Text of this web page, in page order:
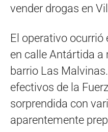
vender drogas en
El operativo ocurrió
en calle Antártida a
barrio Las
efectivos de la
sorprendida con
aparentemente